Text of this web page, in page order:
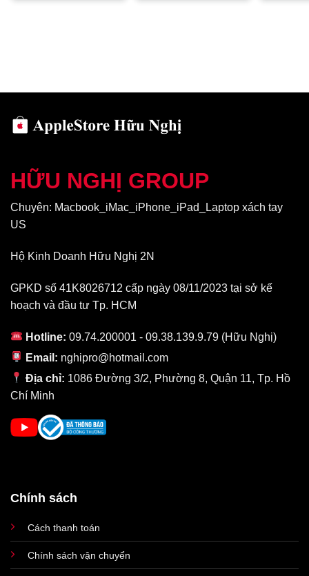
Mọi chi tiết thiết kế đều gọn gàng
Giống như iPhone Xr, ở thế hệ iPhone 11 sở hữu màn hình LCD
iPhone 11 Pro và 11 Pro Max. Tuy nhiên bạn vẫn nhận được
màn hình Liquid Retina 6.1 inch, sáng hơn đáng kể so với
giúp ích cho các góc nhìn rõ ràng hơn, đặc biệt là trong điều
kiện ánh sáng mạnh.
Màn hình iPhone 11 cũ đủ tốt để giải trí
HỮU NGHỊ GROUP
Chuyên: Macbook_iMac_iPhone_iPad_Laptop xách tay
US
Hộ Kinh Doanh Hữu Nghị 2N
GPKD số 41K8026712 cấp ngày 08/11/2023 tại sở kế
hoạch và đầu tư Tp. HCM
Hotline: 09.74.200001 - 09.38.139.9.79 (Hữu Nghị)
Email: nghipro@hotmail.com
Địa chỉ: 1086 Đường 3/2, Phường 8, Quận 11, Tp. Hồ
Chí Minh
Chính sách
Cách thanh toán
Chính sách vận chuyển